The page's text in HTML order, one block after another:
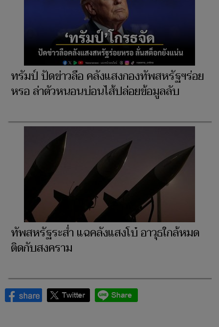
ทรัมป์ ปัดข่าวลือ คลังแสงกองทัพสหรัฐฯร่อย
หรอ ล่าตัวหนอนบ่อนไส้ปล่อยข้อมูลลับ
ทัพสหรัฐระส่ำ แฉคลังแสงโบ๋ อาวุธใกล้หมด
ติดกับสงคราม